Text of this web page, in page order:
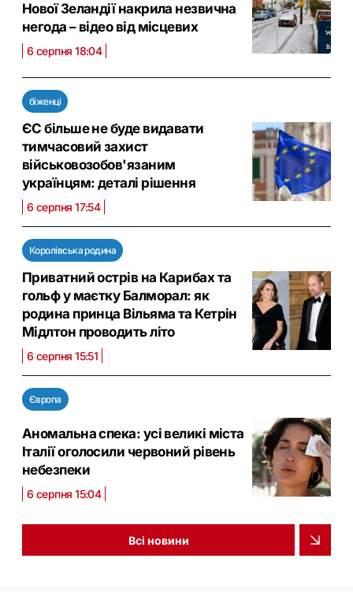
Нової Зеландії накрила незвична
негода – відео від місцевих
6 серпня 18:04
біженці
ЄС більше не буде видавати
тимчасовий захист
військовозобов'язаним
українцям: деталі рішення
6 серпня 17:54
Королівська родина
Приватний острів на Карибах та
гольф у маєтку Балморал: як
родина принца Вільяма та Кетрін
Мідлтон проводить літо
6 серпня 15:51
Європа
Аномальна спека: усі великі міста
Італії оголосили червоний рівень
небезпеки
6 серпня 15:04
Всі новини